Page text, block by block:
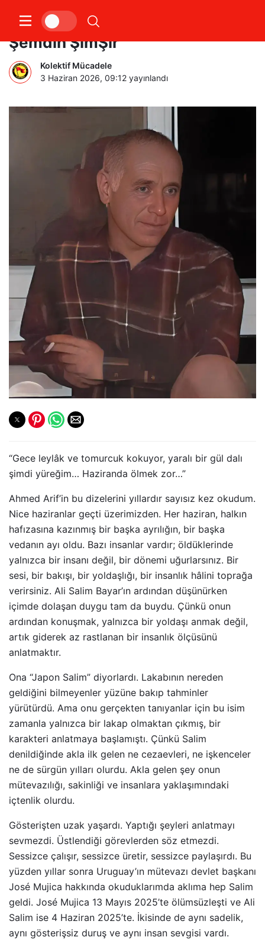
Bir Ömrün Adı: Ali Salim Bayar –
Şemdin ŞimŞir
Kolektif Mücadele
3 Haziran 2026, 09:12 yayınlandı
“Gece leylâk ve tomurcuk kokuyor, yaralı bir gül dalı
şimdi yüreğim… Haziranda ölmek zor…”
Ahmed Arif’in bu dizelerini yıllardır sayısız kez okudum.
Nice haziranlar geçti üzerimizden. Her haziran, halkın
hafızasına kazınmış bir başka ayrılığın, bir başka
vedanın ayı oldu. Bazı insanlar vardır; öldüklerinde
yalnızca bir insanı değil, bir dönemi uğurlarsınız. Bir
sesi, bir bakışı, bir yoldaşlığı, bir insanlık hâlini toprağa
verirsiniz. Ali Salim Bayar’ın ardından düşünürken
içimde dolaşan duygu tam da buydu. Çünkü onun
ardından konuşmak, yalnızca bir yoldaşı anmak değil,
artık giderek az rastlanan bir insanlık ölçüsünü
anlatmaktır.
Ona “Japon Salim” diyorlardı. Lakabının nereden
geldiğini bilmeyenler yüzüne bakıp tahminler
yürütürdü. Ama onu gerçekten tanıyanlar için bu isim
zamanla yalnızca bir lakap olmaktan çıkmış, bir
karakteri anlatmaya başlamıştı. Çünkü Salim
denildiğinde akla ilk gelen ne cezaevleri, ne işkenceler
ne de sürgün yılları olurdu. Akla gelen şey onun
mütevazılığı, sakinliği ve insanlara yaklaşımındaki
içtenlik olurdu.
Gösterişten uzak yaşardı. Yaptığı şeyleri anlatmayı
sevmezdi. Üstlendiği görevlerden söz etmezdi.
Sessizce çalışır, sessizce üretir, sessizce paylaşırdı. Bu
yüzden yıllar sonra Uruguay’ın mütevazı devlet başkanı
José Mujica hakkında okuduklarımda aklıma hep Salim
geldi. José Mujica 13 Mayıs 2025’te ölümsüzleşti ve Ali
Salim ise 4 Haziran 2025’te. İkisinde de aynı sadelik,
aynı gösterişsiz duruş ve aynı insan sevgisi vardı.